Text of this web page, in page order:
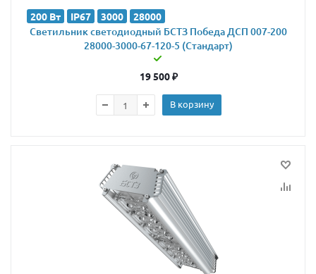
200 Вт IP67 3000 28000
Светильник светодиодный БСТЗ Победа ДСП 007-200
28000-3000-67-120-5 (Стандарт)
19 500₽
В корзину